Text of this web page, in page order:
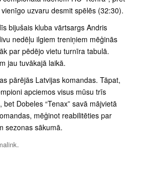
uzvaru desmit spēlēs (32:30).
bijušais kluba vārtsargs Andris
nedēļu ilgiem treniņiem mēģinās
par pēdējo vietu turnīra tabulā.
jau tuvākajā laikā.
pārējās Latvijas komandas. Tāpat,
apciemos visus mūsu trīs
Dobeles “Tenax” savā mājvietā
mēģinot reabilitēties par
sezonas sākumā.
.